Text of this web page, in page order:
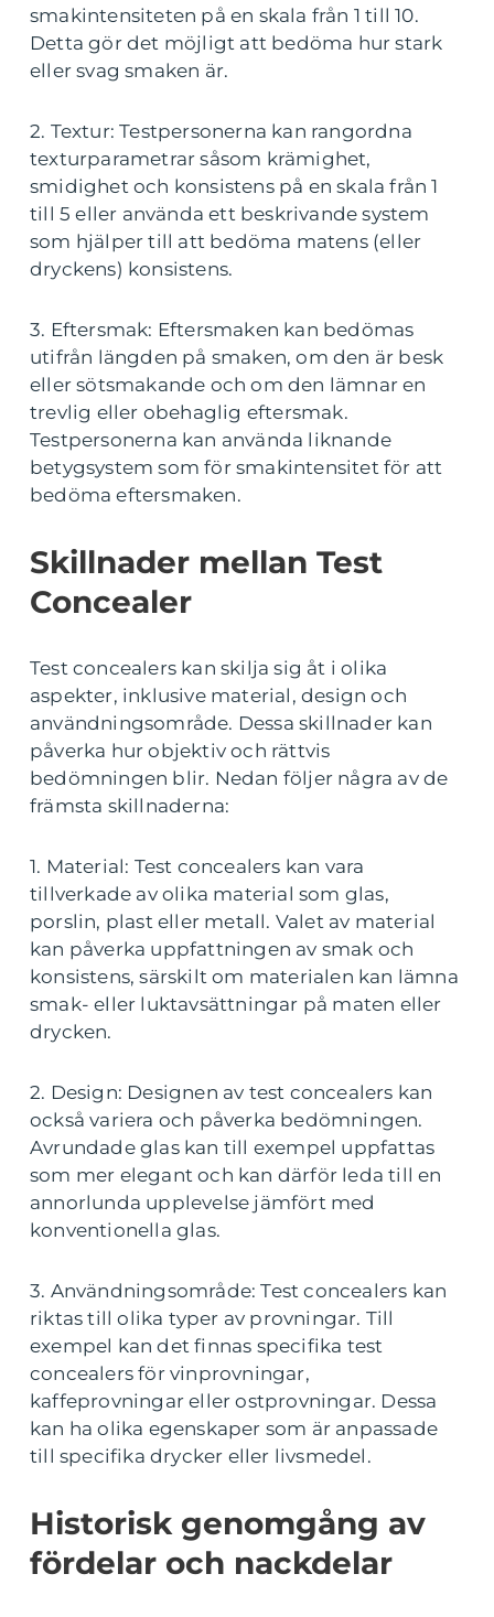
smakintensiteten på en skala från 1 till 10.
Detta gör det möjligt att bedöma hur stark
eller svag smaken är.
2. Textur: Testpersonerna kan rangordna
texturparametrar såsom krämighet,
smidighet och konsistens på en skala från 1
till 5 eller använda ett beskrivande system
som hjälper till att bedöma matens (eller
dryckens) konsistens.
3. Eftersmak: Eftersmaken kan bedömas
utifrån längden på smaken, om den är besk
eller sötsmakande och om den lämnar en
trevlig eller obehaglig eftersmak.
Testpersonerna kan använda liknande
betygsystem som för smakintensitet för att
bedöma eftersmaken.
Skillnader mellan Test
Concealer
Test concealers kan skilja sig åt i olika
aspekter, inklusive material, design och
användningsområde. Dessa skillnader kan
påverka hur objektiv och rättvis
bedömningen blir. Nedan följer några av de
främsta skillnaderna:
1. Material: Test concealers kan vara
tillverkade av olika material som glas,
porslin, plast eller metall. Valet av material
kan påverka uppfattningen av smak och
konsistens, särskilt om materialen kan lämna
smak- eller luktavsättningar på maten eller
drycken.
2. Design: Designen av test concealers kan
också variera och påverka bedömningen.
Avrundade glas kan till exempel uppfattas
som mer elegant och kan därför leda till en
annorlunda upplevelse jämfört med
konventionella glas.
3. Användningsområde: Test concealers kan
riktas till olika typer av provningar. Till
exempel kan det finnas specifika test
concealers för vinprovningar,
kaffeprovningar eller ostprovningar. Dessa
kan ha olika egenskaper som är anpassade
till specifika drycker eller livsmedel.
Historisk genomgång av
fördelar och nackdelar